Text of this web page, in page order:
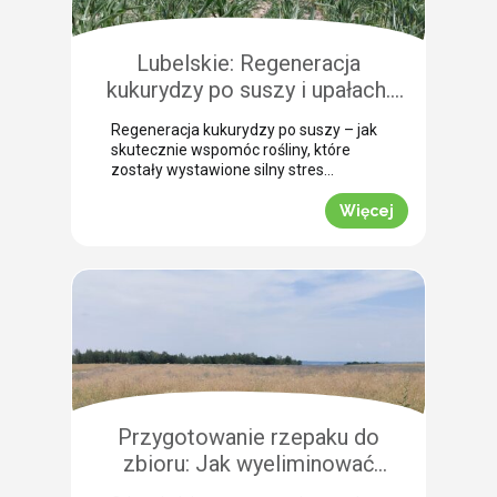
Pokazujemy, na co warto zwrócić
Lubelskie: Regeneracja
kukurydzy po suszy i upałach.
Zobacz rekomendacje z pola!
Regeneracja kukurydzy po suszy – jak
skutecznie wspomóc rośliny, które
zostały wystawione silny stres
termiczny? Jak informuje nasz ekspert
Leszek Konior, kluczem jest szybka
reakcja i wykorzystanie momentu, gdy
przeprowadzona w powiecie
Odpowiednio dobrana strategia
pozwala roślinom odbudować kondycję
fizjologiczną. Pozwijane […]
Więcej
Przygotowanie rzepaku do
zbioru: Jak wyeliminować
chwasty i obniżyć koszty żniw?